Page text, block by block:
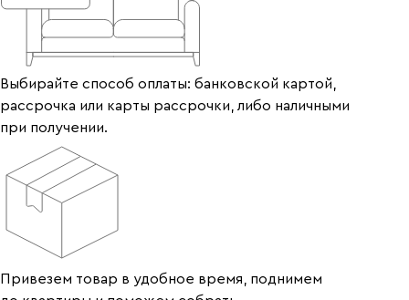
Выбирайте способ оплаты: банковской картой,
рассрочка или карты рассрочки, либо наличными
при получении.
Привезем товар в удобное время, поднимем